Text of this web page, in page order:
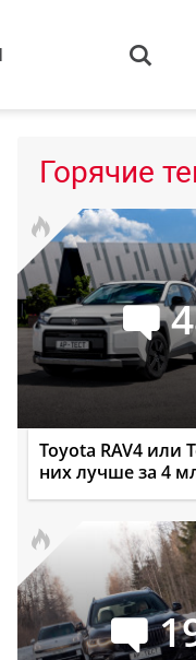
s
Горячие
Toyota RAV4 или
них лучше за 4